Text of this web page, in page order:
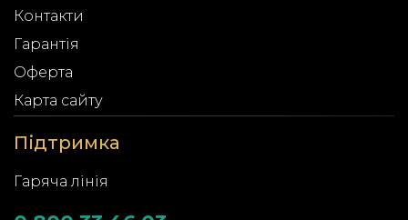
Контакти
Гарантія
Оферта
Карта сайту
Підтримка
Гаряча лінія